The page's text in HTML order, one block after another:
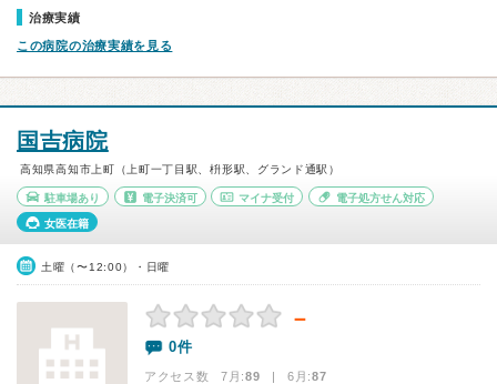
治療実績
この病院の治療実績を見る
国吉病院
高知県高知市上町（上町一丁目駅、枡形駅、グランド通駅）
駐車場あり 電子決済可 マイナ受付 電子処方せん対応
女医在籍
土曜（〜12:00）・日曜
－
0件
アクセス数 7月:89 | 6月:87